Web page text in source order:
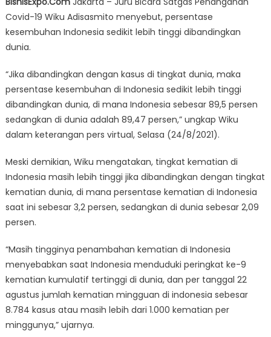
Kesembuhan
Covid-
19
Lebih
Tinggi
Dibandingkan
Dunia
Covid-19 Wiku Adisasmito menyebut, persentase
kesembuhan Indonesia sedikit lebih tinggi dibandingkan
dunia.
“Jika dibandingkan dengan kasus di tingkat dunia, maka
persentase kesembuhan di Indonesia sedikit lebih tinggi
dibandingkan dunia, di mana Indonesia sebesar 89,5 persen
sedangkan di dunia adalah 89,47 persen,” ungkap Wiku
dalam keterangan pers virtual, Selasa (24/8/2021).
Meski demikian, Wiku mengatakan, tingkat kematian di
Indonesia masih lebih tinggi jika dibandingkan dengan tingkat
kematian dunia, di mana persentase kematian di Indonesia
saat ini sebesar 3,2 persen, sedangkan di dunia sebesar 2,09
persen.
“Masih tingginya penambahan kematian di Indonesia
menyebabkan saat Indonesia menduduki peringkat ke-9
kematian kumulatif tertinggi di dunia, dan per tanggal 22
agustus jumlah kematian mingguan di indonesia sebesar
8.784 kasus atau masih lebih dari 1.000 kematian per
minggunya,” ujarnya.